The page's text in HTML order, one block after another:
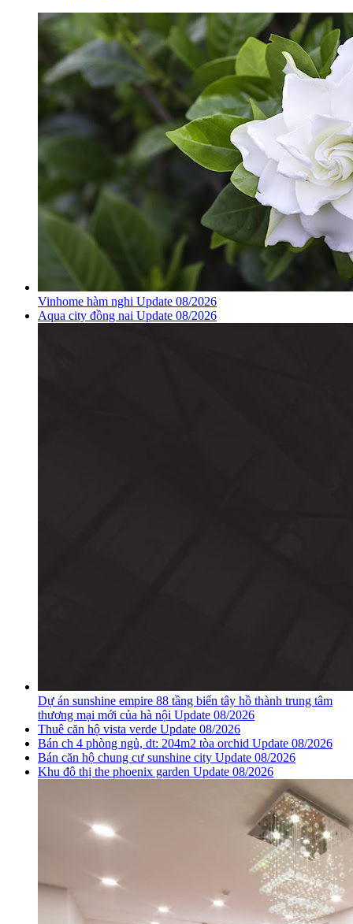
Vinhome hàm nghi Update 08/2026
Aqua city đồng nai Update 08/2026
Dự án sunshine empire 88 tầng biến tây hồ thành trung tâm
thương mại mới của hà nội Update 08/2026
Thuê căn hộ vista verde Update 08/2026
Bán ch 4 phòng ngủ, dt: 204m2 tòa orchid Update 08/2026
Bán căn hộ chung cư sunshine city Update 08/2026
Khu đô thị the phoenix garden Update 08/2026